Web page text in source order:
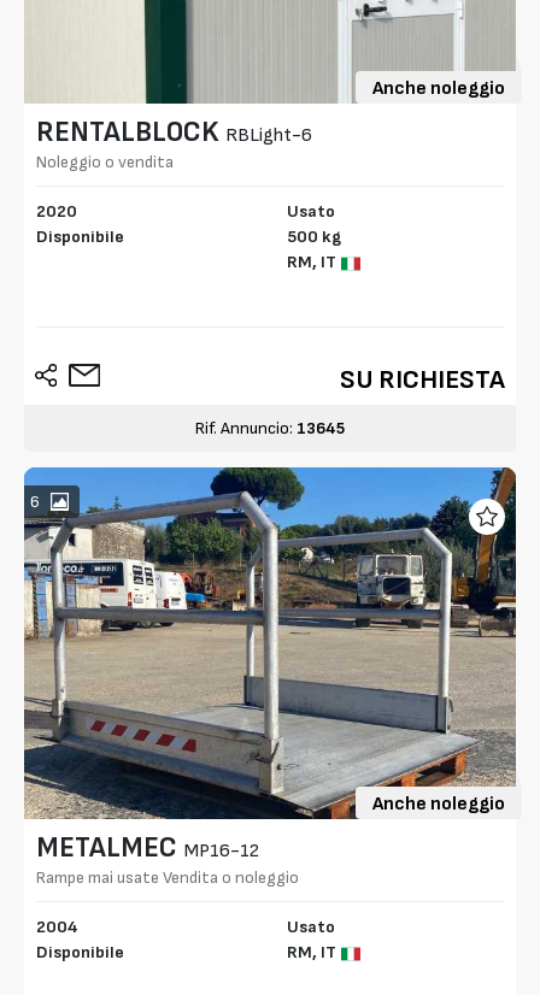
Anche noleggio
RENTALBLOCK RBLight-6
Noleggio o vendita
2020
Disponibile
Usato
500 kg
RM, IT
SU RICHIESTA
Rif. Annuncio: 13645
6
Anche noleggio
METALMEC MP16-12
Rampe mai usate Vendita o noleggio
2004
Disponibile
Usato
RM, IT